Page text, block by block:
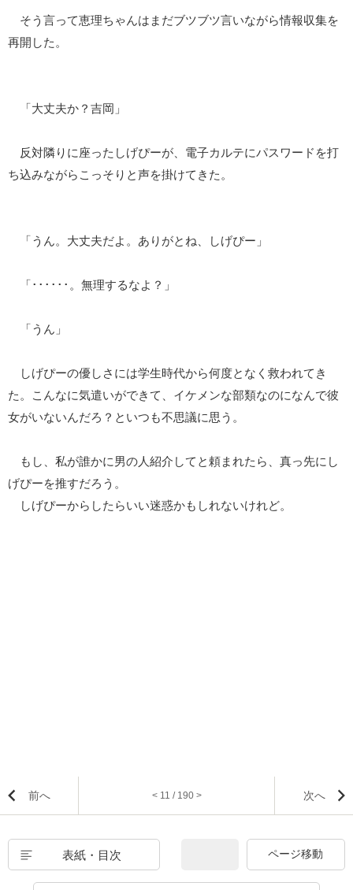
そう言って恵理ちゃんはまだブツブツ言いながら情報収集を
再開した。
「大丈夫か？吉岡」
反対隣りに座ったしげぴーが、電子カルテにパスワードを打
ち込みながらこっそりと声を掛けてきた。
「うん。大丈夫だよ。ありがとね、しげぴー」
「･･････。無理するなよ？」
「うん」
しげぴーの優しさには学生時代から何度となく救われてき
た。こんなに気遣いができて、イケメンな部類なのになんで彼
女がいないんだろ？といつも不思議に思う。
もし、私が誰かに男の人紹介してと頼まれたら、真っ先にし
げぴーを推すだろう。
しげぴーからしたらいい迷惑かもしれないけれど。
前へ < 11 / 190 > 次へ
表紙・目次